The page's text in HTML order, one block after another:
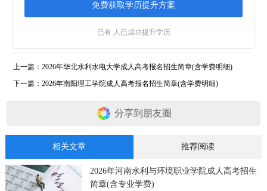
已有 人已成功提升学历
上一篇： 2026年华北水利水电大学成人高考报名招生简章(含学费明细)
下一篇： 2026年南阳理工学院成人高考报名招生简章(含学费明细)
分享到朋友圈
相关文章 推荐阅读
2026年河南水利与环境职业学院成人高考招生
简章(含专业学费)